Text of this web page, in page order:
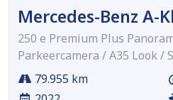
Mercedes-Benz A-
250 e Premium Plus
Parkeercamera / A35 Look /
79.955 km